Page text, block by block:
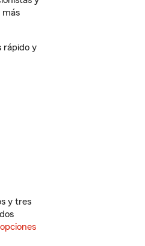
más
rápido y
y tres